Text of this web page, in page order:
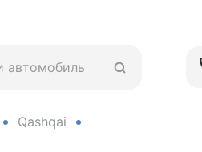
Qashqai